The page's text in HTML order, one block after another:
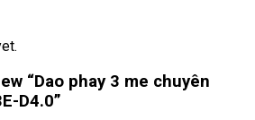
“Dao phay 3 me chuyên
D4.0”